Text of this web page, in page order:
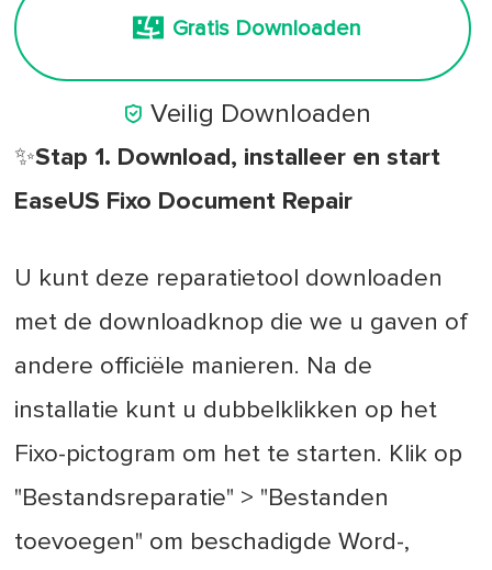
Gratis Downloaden
 Veilig Downloaden
✨Stap 1. Download, installeer en start
EaseUS Fixo Document Repair
U kunt deze reparatietool downloaden
met de downloadknop die we u gaven of
andere officiële manieren. Na de
installatie kunt u dubbelklikken op het
Fixo-pictogram om het te starten. Klik op
"Bestandsreparatie" > "Bestanden
toevoegen" om beschadigde Word-,